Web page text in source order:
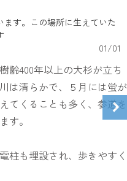
す。この場所に生えていた
01/01
齢400年以上の大杉が立ち
は清らかで、５月には蛍が
てくることも多く、参道を
す。
柱も埋設され、歩きやすく